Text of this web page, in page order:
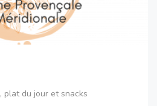
plat du jour et snacks